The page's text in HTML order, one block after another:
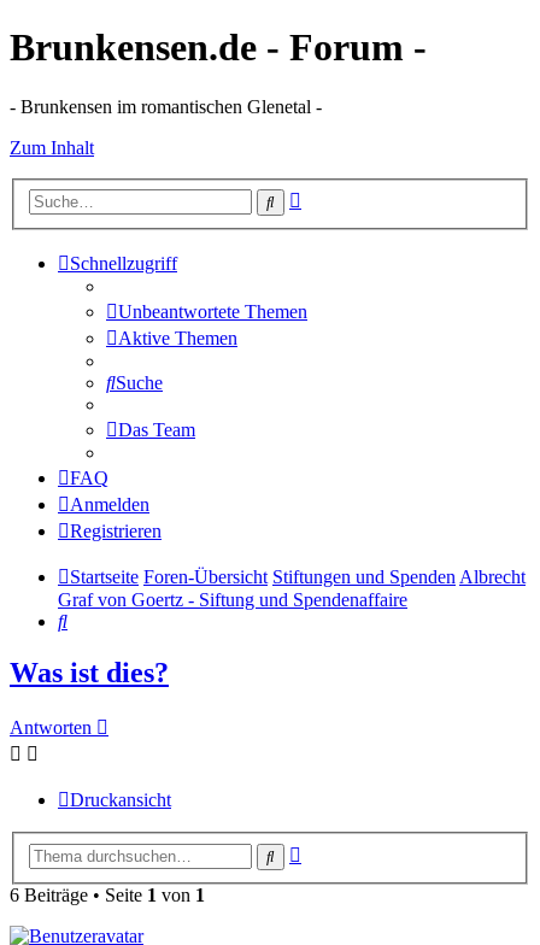
Brunkensen.de - Forum -
- Brunkensen im romantischen Glenetal -
Zum Inhalt
Suche
Schnellzugriff
Unbeantwortete Themen
Aktive Themen
Suche
Das Team
FAQ
Anmelden
Registrieren
Startseite Foren-Übersicht Stiftungen und SpendenAlbrecht
Graf von Goertz - Siftung und Spendenaffaire
Suche
Was ist dies?
Antworten
Druckansicht
Suche
6 Beiträge • Seite 1 von 1